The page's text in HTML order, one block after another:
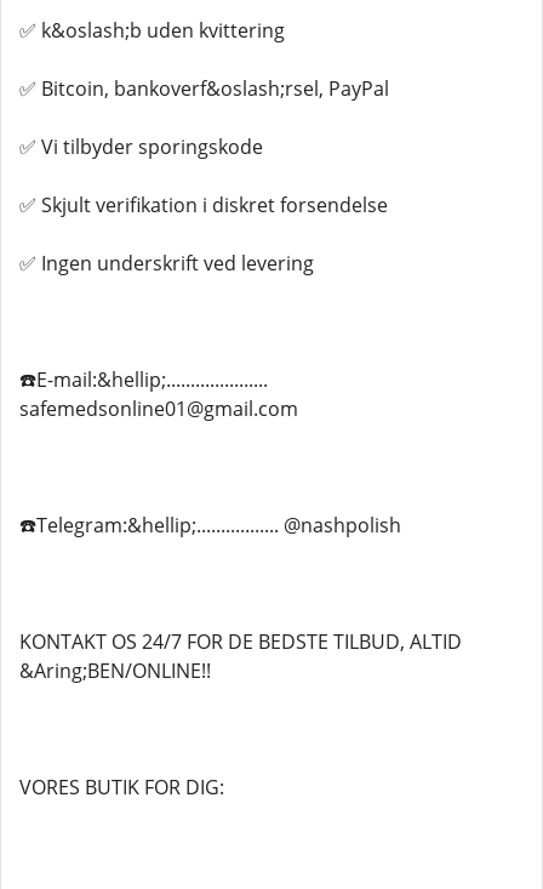
✅ k&oslash;b uden kvittering
✅ Bitcoin, bankoverf&oslash;rsel, PayPal
✅ Vi tilbyder sporingskode
✅ Skjult verifikation i diskret forsendelse
✅ Ingen underskrift ved levering
☎️E-mail:&hellip;.....................
safemedsonline01@gmail.com
☎️Telegram:&hellip;................. @nashpolish
KONTAKT OS 24/7 FOR DE BEDSTE TILBUD, ALTID
&Aring;BEN/ONLINE!!
VORES BUTIK FOR DIG: